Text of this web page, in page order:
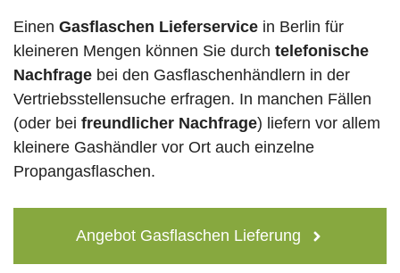
Einen Gasflaschen Lieferservice in Berlin für
kleineren Mengen können Sie durch telefonische
Nachfrage bei den Gasflaschenhändlern in der
Vertriebsstellensuche erfragen. In manchen Fällen
(oder bei freundlicher Nachfrage) liefern vor allem
kleinere Gashändler vor Ort auch einzelne
Propangasflaschen.
Angebot Gasflaschen Lieferung